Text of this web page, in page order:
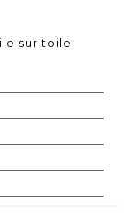
sur toile